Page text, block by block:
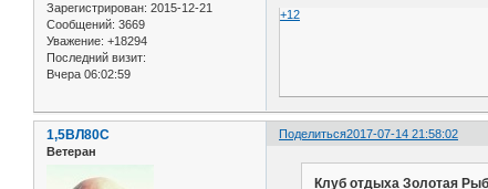
Зарегистрирован: 2015-12-21
Сообщений: 3669
Уважение: +18294
Последний визит:
Вчера 06:02:59
+12
Поделиться2017-07-14 21:58:02
1,5ВЛ80С
Ветеран
Клуб отдыха Золотая